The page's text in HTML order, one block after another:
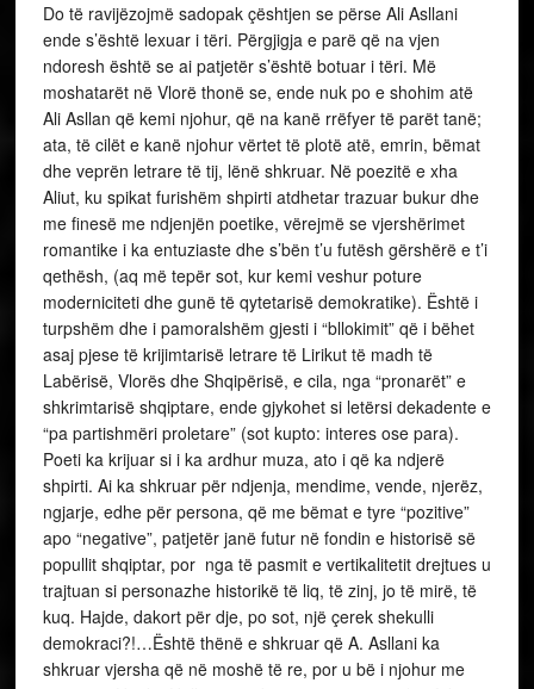
Do të ravijëzojmë sadopak çështjen se përse Ali Asllani
ende s’është lexuar i tëri. Përgjigja e parë që na vjen
ndoresh është se ai patjetër s’është botuar i tëri. Më
moshatarët në Vlorë thonë se, ende nuk po e shohim atë
Ali Asllan që kemi njohur, që na kanë rrëfyer të parët tanë;
ata, të cilët e kanë njohur vërtet të plotë atë, emrin, bëmat
dhe veprën letrare të tij, lënë shkruar. Në poezitë e xha
Aliut, ku spikat furishëm shpirti atdhetar trazuar bukur dhe
me finesë me ndjenjën poetike, vërejmë se vjershërimet
romantike i ka entuziaste dhe s’bën t’u futësh gërshërë e t’i
qethësh, (aq më tepër sot, kur kemi veshur poture
moderniciteti dhe gunë të qytetarisë demokratike). Është i
turpshëm dhe i pamoralshëm gjesti i “bllokimit” që i bëhet
asaj pjese të krijimtarisë letrare të Lirikut të madh të
Labërisë, Vlorës dhe Shqipërisë, e cila, nga “pronarët” e
shkrimtarisë shqiptare, ende gjykohet si letërsi dekadente e
“pa partishmëri proletare” (sot kupto: interes ose para).
Poeti ka krijuar si i ka ardhur muza, ato i që ka ndjerë
shpirti. Ai ka shkruar për ndjenja, mendime, vende, njerëz,
ngjarje, edhe për persona, që me bëmat e tyre “pozitive”
apo “negative”, patjetër janë futur në fondin e historisë së
popullit shqiptar, por nga të pasmit e vertikalitetit drejtues u
trajtuan si personazhe historikë të liq, të zinj, jo të mirë, të
kuq. Hajde, dakort për dje, po sot, një çerek shekulli
demokraci?!…Është thënë e shkruar që A. Asllani ka
shkruar vjersha që në moshë të re, por u bë i njohur me